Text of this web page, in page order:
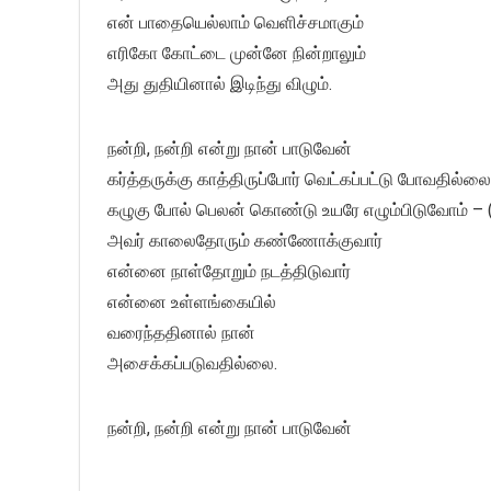
என் பாதையெல்லாம் வெளிச்சமாகும்
எரிகோ கோட்டை முன்னே நின்றாலும்
அது துதியினால் இடிந்து விழும்.
நன்றி, நன்றி என்று நான் பாடுவேன்
கர்த்தருக்கு காத்திருப்போர் வெட்கப்பட்டு போவதில்லை
கழுகு போல் பெலன் கொண்டு உயரே எழும்பிடுவோம் –
அவர் காலைதோரும் கண்ணோக்குவார்
என்னை நாள்தோறும் நடத்திடுவார்
என்னை உள்ளங்கையில்
வரைந்ததினால் நான்
அசைக்கப்படுவதில்லை.
நன்றி, நன்றி என்று நான் பாடுவேன்